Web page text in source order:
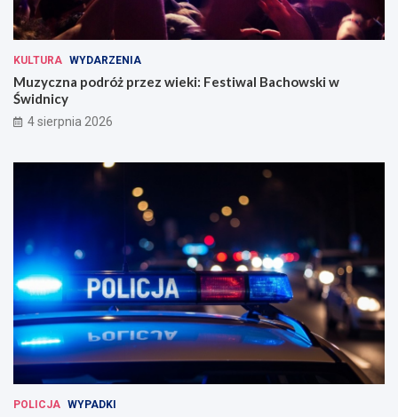
KULTURA WYDARZENIA
Muzyczna podróż przez wieki: Festiwal Bachowski w
Świdnicy
4 sierpnia 2026
POLICJA WYPADKI